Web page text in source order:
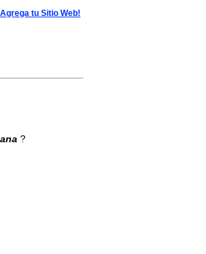
Agrega tu Sitio Web!
?